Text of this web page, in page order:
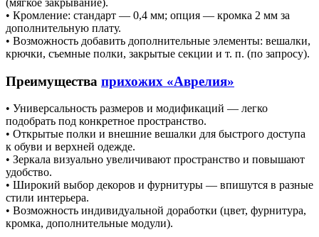
(мягкое закрывание).
• Кромление: стандарт — 0,4 мм; опция — кромка 2 мм за
дополнительную плату.
• Возможность добавить дополнительные элементы: вешалки,
крючки, съемные полки, закрытые секции и т. п. (по запросу).
Преимущества прихожих «Аврелия»
• Универсальность размеров и модификаций — легко
подобрать под конкретное пространство.
• Открытые полки и внешние вешалки для быстрого доступа
к обуви и верхней одежде.
• Зеркала визуально увеличивают пространство и повышают
удобство.
• Широкий выбор декоров и фурнитуры — впишутся в разные
стили интерьера.
• Возможность индивидуальной доработки (цвет, фурнитура,
кромка, дополнительные модули).